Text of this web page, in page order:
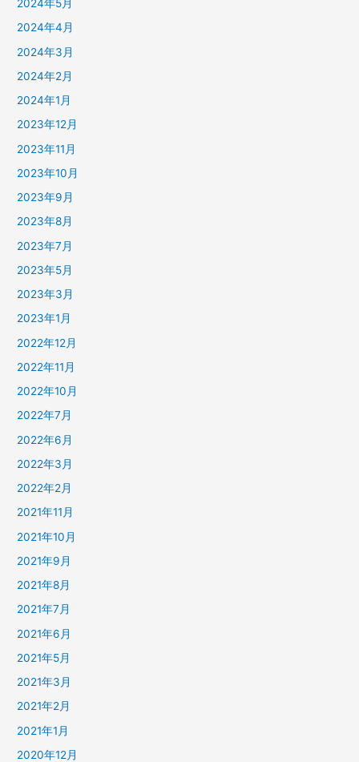
2024年5月
2024年4月
2024年3月
2024年2月
2024年1月
2023年12月
2023年11月
2023年10月
2023年9月
2023年8月
2023年7月
2023年5月
2023年3月
2023年1月
2022年12月
2022年11月
2022年10月
2022年7月
2022年6月
2022年3月
2022年2月
2021年11月
2021年10月
2021年9月
2021年8月
2021年7月
2021年6月
2021年5月
2021年3月
2021年2月
2021年1月
2020年12月